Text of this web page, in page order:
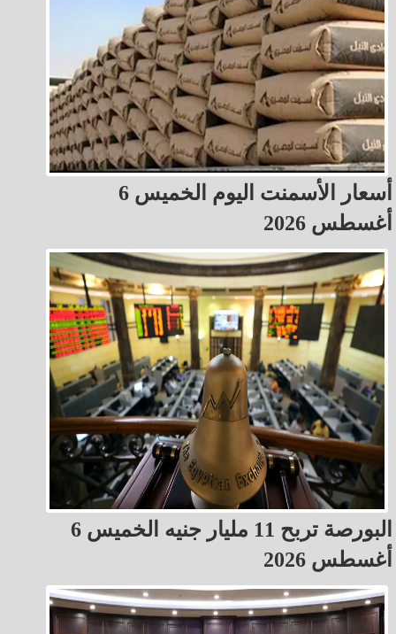
أسعار الأسمنت اليوم الخميس 6
أغسطس 2026
البورصة تربح 11 مليار جنيه الخميس 6
أغسطس 2026